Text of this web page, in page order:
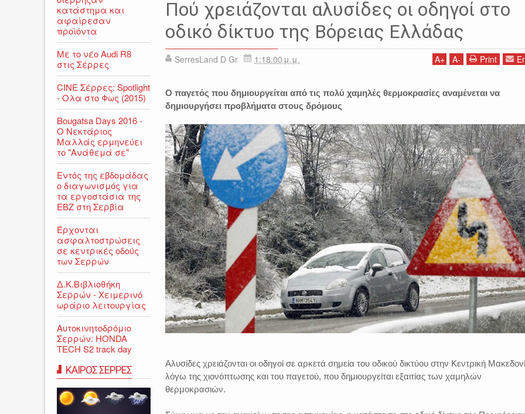
ΣΕΡΡΕΣ
ΧΑΛΚΙΔΙΚΗ
Πού χρειάζονται αλυσίδες οι οδηγοί στο
οδικό δίκτυο της Βόρειας Ελλάδας
SerresLand D Gr 1:18:00 μ.μ. A+ A- Print
Ο παγετός που δημιουργείται από τις πολύ χαμηλές θερμοκρασίες αναμένεται να
δημιουργήσει προβλήματα στους δρόμους
Αλυσίδες χρειάζονται οι οδηγοί σε αρκετά σημεία του οδικού δικτύου στην Κεντρική
λόγω της χιονόπτωσης και του παγετού, που δημιουργείται εξαιτίας των χαμηλών
θερμοκρασιών.
κατάστημα και
αφαίρεσαν
προϊόντα
Με το νέο Audi R8
στις Σέρρες
CINE Σέρρες: Spotlight
- Ολα στο Φως (2015)
Bougatsa Days 2016 -
Ο Νεκτάριος
Μαλλάς ερμηνεύει
το "Ανάθεμά σε"
Εντός της εβδομάδας
ο διαγωνισμός για
τα εργοστάσια της
ΕΒΖ στη Σερβία
Έρχονται
ασφαλτοστρώσεις
σε κεντρικές οδούς
των Σερρών
Δ.Κ.Βιβλιοθήκη
Σερρών - Χειμερινό
ωράριο λειτουργίας
Αυτοκινητοδρόμιο
Σερρών: HONDA
TECH S2 track day
ΚΑΙΡΟΣ ΣΕΡΡΕΣ